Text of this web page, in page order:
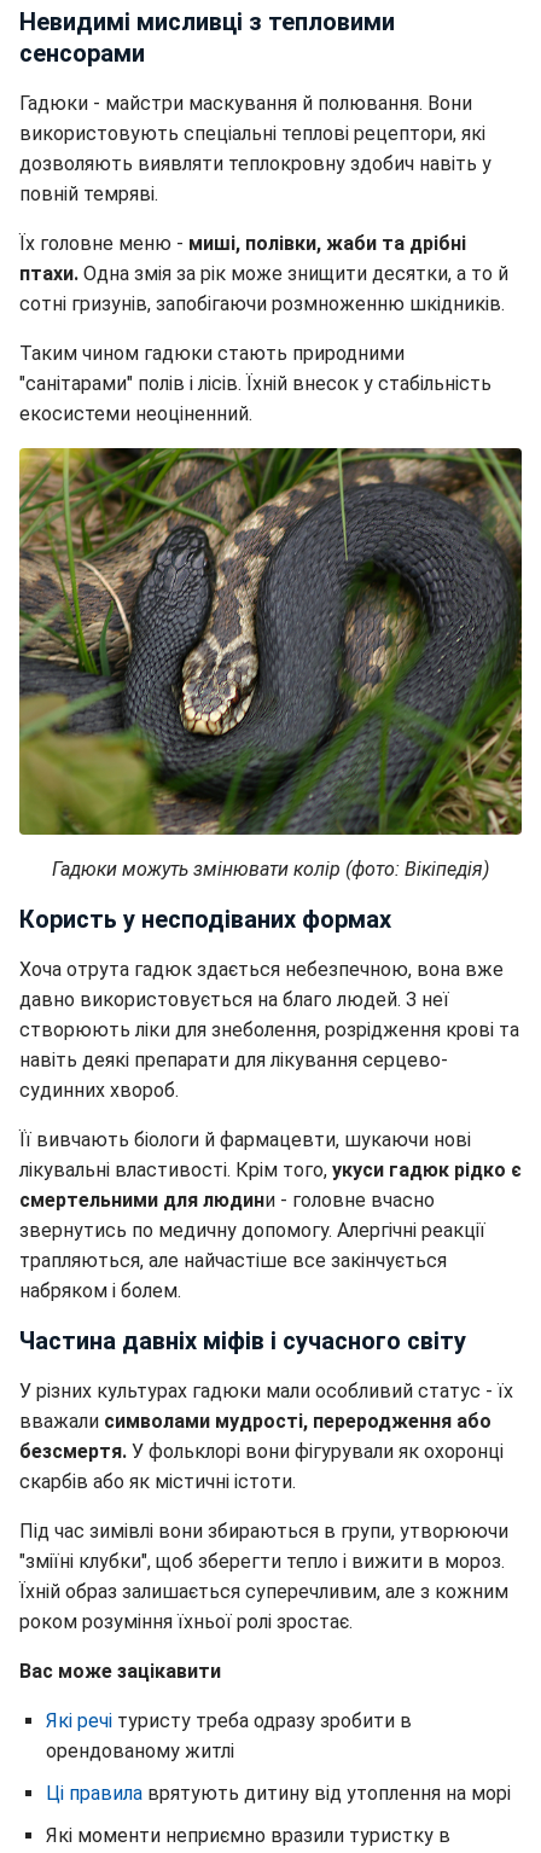
Невидимі мисливці з тепловими
сенсорами
Гадюки - майстри маскування й полювання. Вони
використовують спеціальні теплові рецептори, які
дозволяють виявляти теплокровну здобич навіть у
повній темряві.
Їх головне меню - миші, полівки, жаби та дрібні
птахи. Одна змія за рік може знищити десятки, а то й
сотні гризунів, запобігаючи розмноженню шкідників.
Таким чином гадюки стають природними
"санітарами" полів і лісів. Їхній внесок у стабільність
екосистеми неоціненний.
Гадюки можуть змінювати колір (фото: Вікіпедія)
Користь у несподіваних формах
Хоча отрута гадюк здається небезпечною, вона вже
давно використовується на благо людей. З неї
створюють ліки для знеболення, розрідження крові та
навіть деякі препарати для лікування серцево-
судинних хвороб.
Її вивчають біологи й фармацевти, шукаючи нові
лікувальні властивості. Крім того, укуси гадюк рідко є
смертельними для людини - головне вчасно
звернутись по медичну допомогу. Алергічні реакції
трапляються, але найчастіше все закінчується
набряком і болем.
Частина давніх міфів і сучасного світу
У різних культурах гадюки мали особливий статус - їх
вважали символами мудрості, переродження або
безсмертя. У фольклорі вони фігурували як охоронці
скарбів або як містичні істоти.
Під час зимівлі вони збираються в групи, утворюючи
"зміїні клубки", щоб зберегти тепло і вижити в мороз.
Їхній образ залишається суперечливим, але з кожним
роком розуміння їхньої ролі зростає.
Вас може зацікавити
Які речі туристу треба одразу зробити в
орендованому житлі
Ці правила врятують дитину від утоплення на морі
Які моменти неприємно вразили туристку в